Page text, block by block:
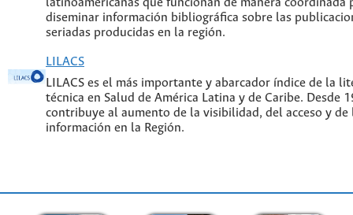
latinoamericanas que funcionan de manera coordinada
diseminar información bibliográfica sobre las
seriadas producidas en la región.
LILACS
LILACS es el más importante y abarcador índice de la
técnica en Salud de América Latina y de Caribe. Desde
contribuye al aumento de la visibilidad, del acceso y de
información en la Región.